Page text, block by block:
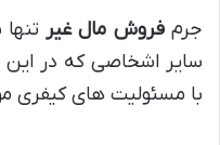
جرمفروش مال غیر
سایر اشخاصی که در
با مسئولیت های کیفری